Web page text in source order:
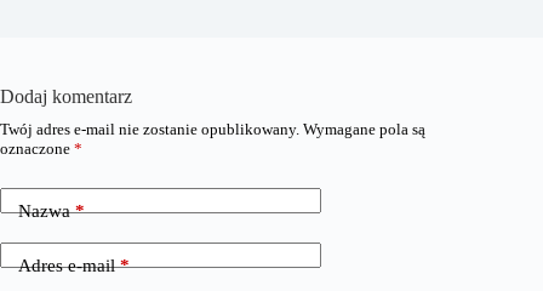
Dodaj komentarz
Twój adres e-mail nie zostanie opublikowany. Wymagane pola są
oznaczone *
Nazwa*
Adres e-mail*